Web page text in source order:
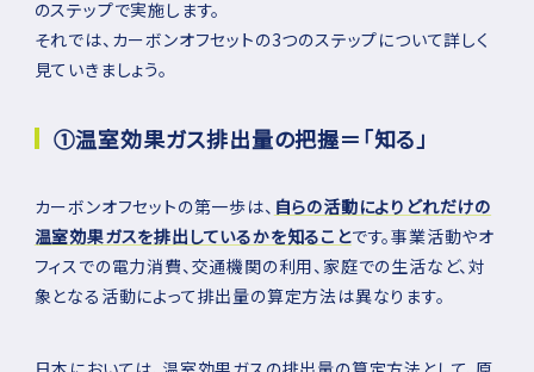
のステップで実施します。
それでは、カーボンオフセットの3つのステップについて詳しく
見ていきましょう。
➀温室効果ガス排出量の把握＝「知る」
カーボンオフセットの第一歩は、 自らの活動によりどれだけの
温室効果ガスを排出しているかを知ることです。事業活動やオ
フィスでの電力消費、交通機関の利用、家庭での生活など、対
象となる活動によって排出量の算定方法は異なります。